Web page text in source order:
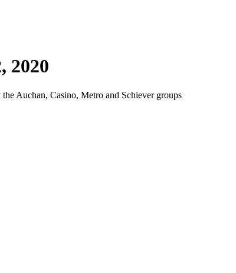
2020
Auchan, Casino, Metro and Schiever groups